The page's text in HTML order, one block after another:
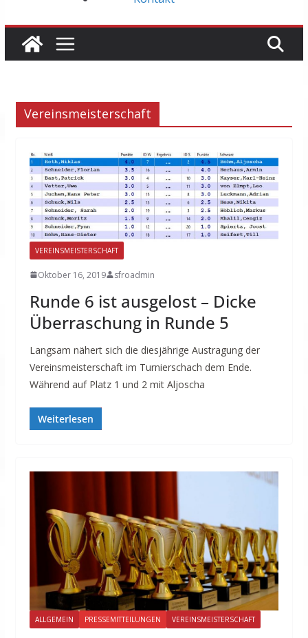
Vereinsmeisterschaft
VEREINSMEISTERSCHAFT
Oktober 16, 2019 sfroadmin
Runde 6 ist ausgelost – Dicke
Überraschung in Runde 5
Langsam nähert sich die diesjährige Austragung der
Vereinsmeisterschaft im Turnierschach dem Ende.
Während auf Platz 1 und 2 mit Aljoscha
Weiterlesen
ALLGEMEIN PRESSEMITTEILUNGEN VEREINSMEISTERSCHAFT